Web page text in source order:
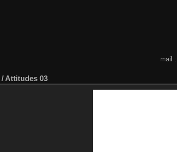
mail
/ Attitudes 03